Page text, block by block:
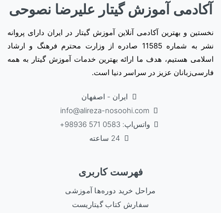
آکادمی آموزش گیتار علیرضا نصوحی
نخستین و بهترین آکادمی آنلاین آموزش گیتار در ایران دارای پروانه
نشر به شماره 11585 صادره از وزارت محترم فرهنگ و ارشاد
اسلامی هستیم، هدف ما ارائه بهترین خدمات آموزش گیتار به همه
فارسی‌زبانان عزیز در سراسر دنیا است.
ایران - اصفهان
info@alireza-nosoohi.com
واتس‌اپ: 0583 571 98936+
24 ساعته
فهرست کاربری
مراحل خرید دوره‌ها آموزشی
سفارش کتاب گیتاریست